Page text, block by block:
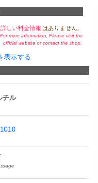
詳しい料金情報 はありません。
more information, Please visit the
official website or contact the shop.
表示する
チル